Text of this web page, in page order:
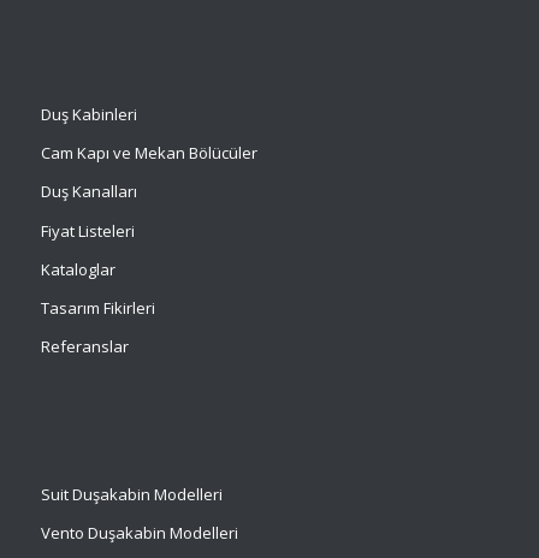
Duş Kabinleri
Cam Kapı ve Mekan Bölücüler
Duş Kanalları
Fiyat Listeleri
Kataloglar
Tasarım Fikirleri
Referanslar
SuitDuşakabin Modelleri
Vento Duşakabin Modelleri